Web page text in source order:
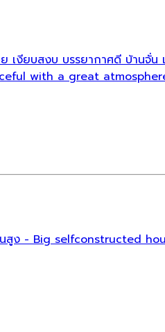
ย เงียบสงบ บรรยากาศดี บ้า
with a great
นสูง - Big selfconstructed